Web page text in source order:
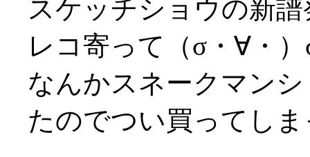
スケッチショウの新
レコ寄って（σ・∀・
なんかスネークマン
たのでつい買ってし